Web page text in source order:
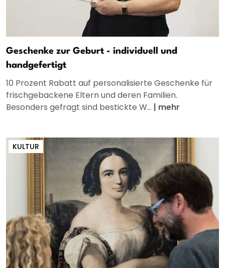
Geschenke zur Geburt - individuell und
handgefertigt
10 Prozent Rabatt auf personalisierte Geschenke für
frischgebackene Eltern und deren Familien.
Besonders gefragt sind bestickte W... | mehr
KULTUR